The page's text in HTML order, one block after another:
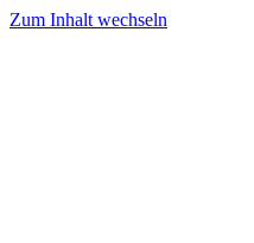
Zum Inhalt wechseln